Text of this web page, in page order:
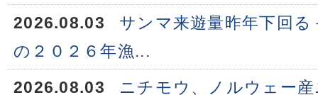
2026.08.03
サンマ来遊量昨年下回
の２０２６年漁...
2026.08.03
ニチモウ、ノルウェー